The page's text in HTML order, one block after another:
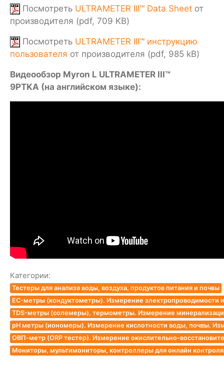
Посмотреть ULTRAMETER III™ Data Sheet от
производителя (pdf, 709 KB)
Посмотреть ULTRAMETER III™ инструкцию
пользователя от производителя (pdf, 985 kB)
Видеообзор Myron L ULTRAMETER III™
9PTKA (на английском языке):
Категории:
Тестеры для анализа воды, воздуха, продуктов питания и почвы
EC-метры (кондуктометры). Измерение электропроводимости
TDS-метры (солемеры), термометры. Измерение
pH метры (иономеры). Измерение кислотности воды, почвы.
ОВП-метр (ORP тестер). Измерение окислительно-
Мониторы, мультимониторы, контроллеры для онлайн контроля